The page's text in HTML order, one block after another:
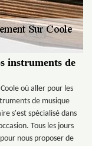
instruments de
où aller pour les
de musique
s'est spécialisé dans
Tous les jours
nous proposer de